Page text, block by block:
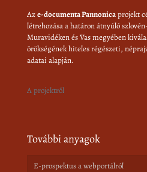
Aze-documenta Pannonicaprojekt
létrehozása a határon átnyúló
Muravidéken és Vas megyében
örökségének hiteles régészeti,
adatai alapján.
A projektről
További anyagok
E-prospektus a webportálról